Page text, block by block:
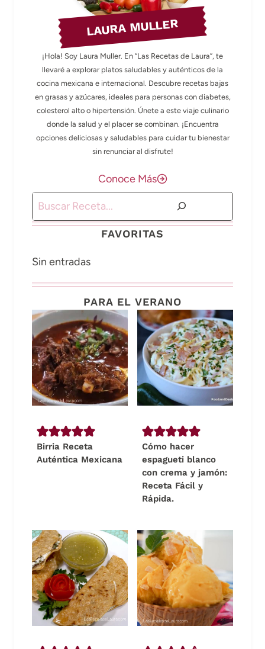
LAURA MULLER
¡Hola! Soy Laura Muller. En “Las Recetas de Laura”, te
llevaré a explorar platos saludables y auténticos de la
cocina mexicana e internacional. Descubre recetas bajas
en grasas y azúcares, ideales para personas con diabetes,
colesterol alto o hipertensión. Únete a este viaje culinario
donde la salud y el placer se combinan. ¡Encuentra
opciones deliciosas y saludables para cuidar tu bienestar
sin renunciar al disfrute!
Conoce Más
Buscar
FAVORITAS
Sin entradas
PARA EL VERANO
Birria Receta
Auténtica Mexicana
Cómo hacer
espagueti blanco
con crema y jamón:
Receta Fácil y
Rápida.